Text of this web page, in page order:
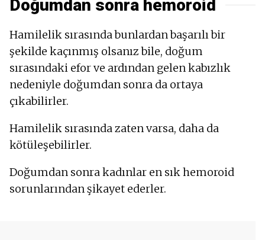
Doğumdan sonra hemoroid
Hamilelik sırasında bunlardan başarılı bir
şekilde kaçınmış olsanız bile, doğum
sırasındaki efor ve ardından gelen kabızlık
nedeniyle doğumdan sonra da ortaya
çıkabilirler.
Hamilelik sırasında zaten varsa, daha da
kötüleşebilirler.
Doğumdan sonra kadınlar en sık hemoroid
sorunlarından şikayet ederler.